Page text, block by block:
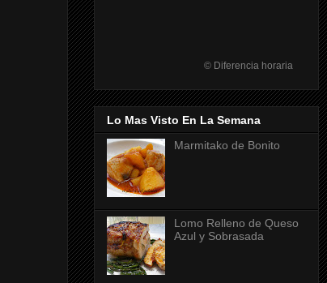
© Diferencia horaria
Lo Mas Visto En La Semana
Marmitako de Bonito
Lomo Relleno de Queso
Azul y Sobrasada